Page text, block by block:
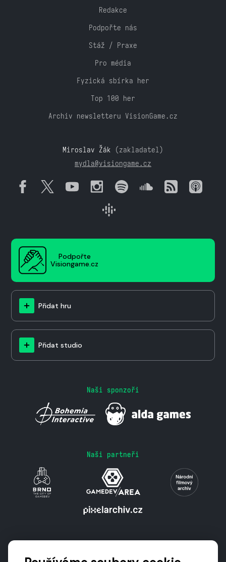
Redakce
Podpořte nás
Stáž / Praxe
Pro média
Fyzická sbírka her
Top 100 her
Archiv newsletteru VisionGame.cz
Miroslav Žák (zakladatel)
mydla@visiongame.cz
Podpořte
Visiongame.cz
Přidat hru
Přidat studio
Naši sponzoři
Naši partneři